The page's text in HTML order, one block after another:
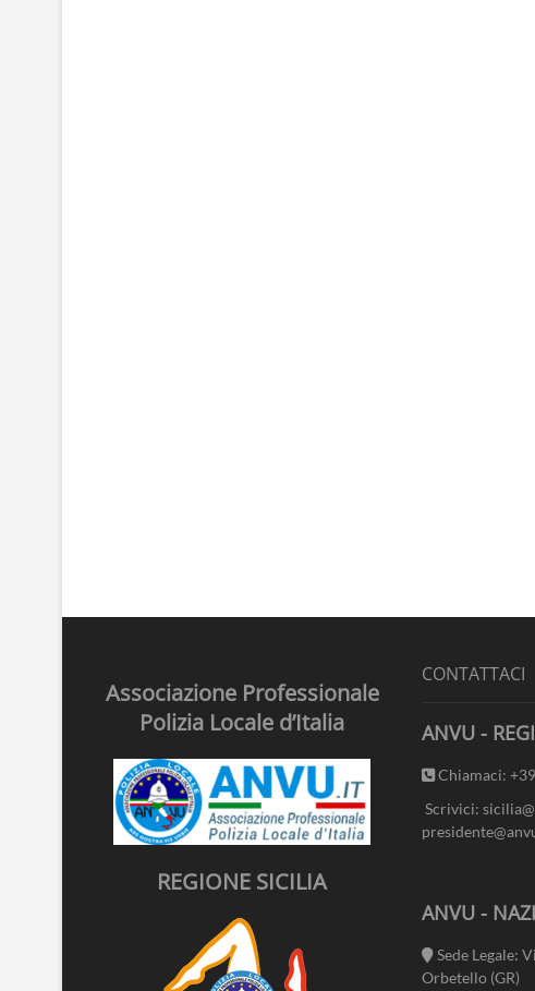
Associazione Professionale
Polizia Locale d’Italia
REGIONE SICILIA
CONTATTACI
ANVU -
Chiamaci:
Scrivici:
ANVU -
Sede Legale:
Orbetello (GR)